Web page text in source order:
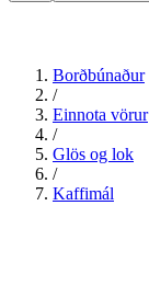
Borðbúnaður
/
Einnota vörur
/
Glös og lok
/
Kaffimál